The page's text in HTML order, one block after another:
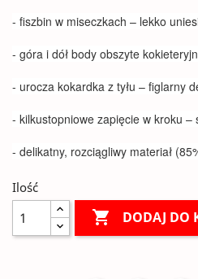
- fiszbin w miseczkach – lekko
- góra i dół body obszyte
- urocza kokardka z tyłu – figlarny
- kilkustopniowe zapięcie w kroku –
- delikatny, rozciągliwy materiał
Ilość
 DODAJ DO